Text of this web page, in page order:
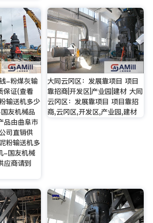
-粉煤灰输
保证(查看
输送机多少
友机械品
品由曲阜市
司直销供
粉输送机多
-国友机械
应商请到
大同云冈区：发展靠项目 项目
靠招商|开发区|产业园|建材 大同
云冈区：发展靠项目 项目靠招
商,云冈区,开发区,产业园,建材